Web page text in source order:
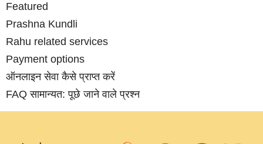
Featured
Prashna Kundli
Rahu related services
Payment options
ऑनलाइन सेवा कैसे प्राप्‍त करें
FAQ सामान्‍यत: पूछे जाने वाले प्रश्‍न